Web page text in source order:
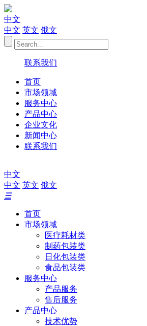
中文
中文 英文 俄文
联系我们
首页
市场领域
服务中心
产品中心
企业文化
新闻中心
联系我们
中文
中文 英文 俄文
☰
首页
市场领域
医疗耗材类
制药包装类
日化包装类
食品包装类
服务中心
产品服务
售后服务
产品中心
技术优势